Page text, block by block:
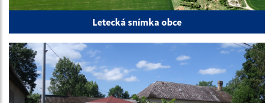
Letecká snímka obce